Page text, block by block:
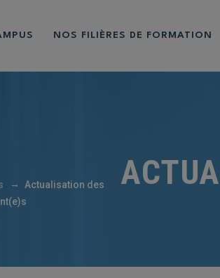
NOS FILIÈRES DE FORMATION
→
Actualisation des